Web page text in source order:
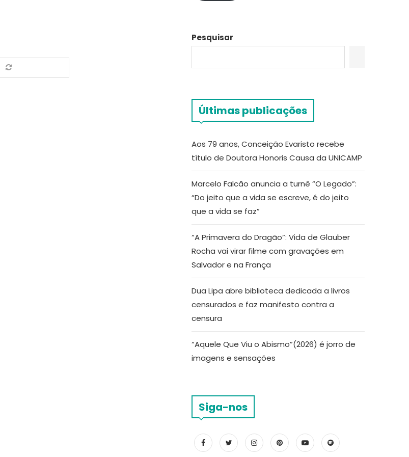
Pesquisar
Últimas publicações
Aos 79 anos, Conceição Evaristo recebe
título de Doutora Honoris Causa da UNICAMP
Marcelo Falcão anuncia a turnê “O Legado”:
“Do jeito que a vida se escreve, é do jeito
que a vida se faz”
“A Primavera do Dragão”: Vida de Glauber
Rocha vai virar filme com gravações em
Salvador e na França
Dua Lipa abre biblioteca dedicada a livros
censurados e faz manifesto contra a
censura
“Aquele Que Viu o Abismo”(2026) é jorro de
imagens e sensações
Siga-nos